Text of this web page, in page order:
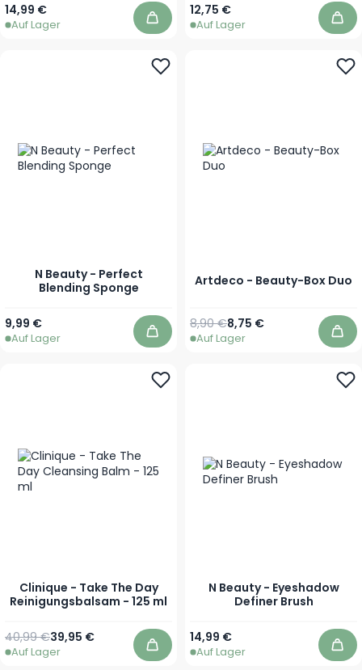
14,99 €
Auf Lager In den Warenkorb
12,75 €
Auf Lager In
N Beauty - Perfect
Blending Sponge
9,99 €
Auf Lager In den Warenkorb
Artdeco - Beauty-Box Duo
Sonderpreis
8,75 €
Regulärer Preis
8,90 €
Auf Lager In
Clinique - Take The Day
Reinigungsbalsam - 125 ml
Sonderpreis
39,95 €
Regulärer Preis
40,99 €
Auf Lager In den Warenkorb
N Beauty - Eyeshadow
Definer Brush
14,99 €
Auf Lager In